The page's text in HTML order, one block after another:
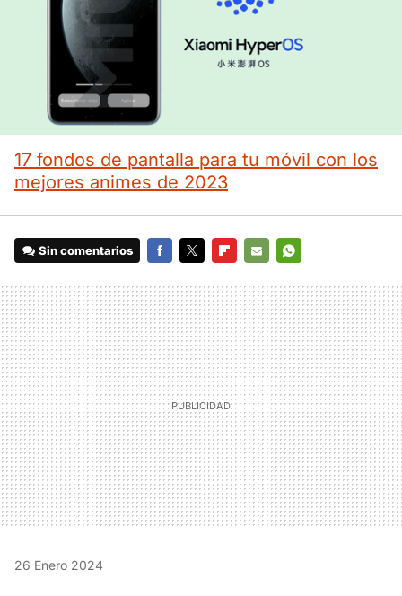
17 fondos de pantalla para tu móvil con los
mejores animes de 2023
Sin comentarios
MAIL
26 Enero 2024